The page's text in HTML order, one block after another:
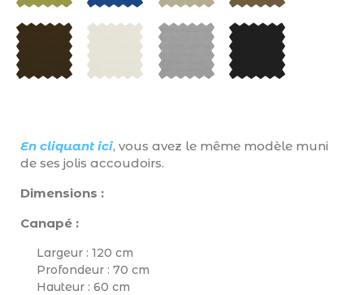
En cliquant ici, vous avez le même modèle muni
de ses jolis accoudoirs.
Dimensions :
Canapé :
Largeur : 120 cm
Profondeur : 70 cm
Hauteur : 60 cm